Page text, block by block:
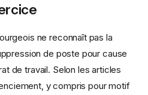
ne reconnaît pas la
de poste pour cause
de travail. Selon les articles
y compris pour motif